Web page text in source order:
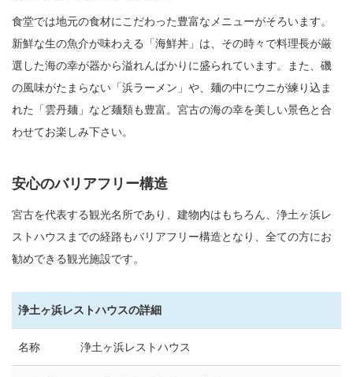
食堂では地元の食材にこだわった豊富なメニューがそろいます。
新鮮な生の魚介が味わえる「海鮮丼」は、その時々で料理長が厳
選した海の幸が器から溢れんばかりに盛られています。また、磯
の風味がたまらない「浜ラーメン」や、麺の中にウニが練り込ま
れた「雲丹麺」など麺類も豊富。宮古の海の幸を美しい景色と合
わせてお楽しみ下さい。
安心のバリアフリー構造
宮古を代表する観光名所であり、建物内はもちろん、浄土ヶ浜レ
ストハウスまでの経路もバリアフリー構造となり、全ての方にお
勧めできる観光施設です。
浄土ヶ浜レストハウスの詳細
名称 浄土ヶ浜レストハウス